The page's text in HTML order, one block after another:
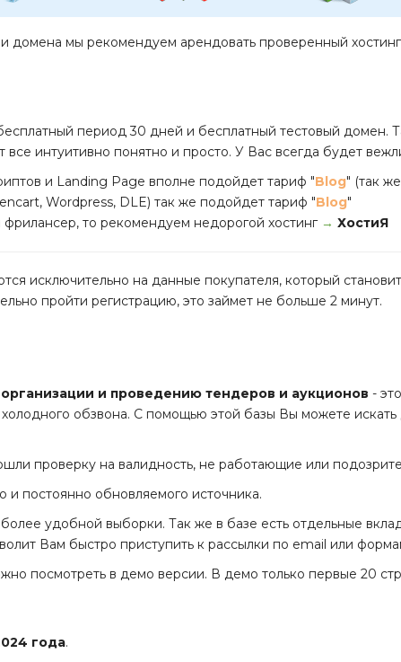
домена мы рекомендуем арендовать проверенный
период 30 дней и бесплатный тестовый
все интуитивно понятно и просто. У Вас всегда будет
и Landing Page вполне подойдет тариф "Blog" (так
Wordpress, DLE) так же подойдет тариф "Blog"
то рекомендуем недорогой хостинг → ХостиЯ
исключительно на данные покупателя, который
пройти регистрацию, это займет не больше 2 минут.
организации и проведению тендеров и аукционов -
обзвона. С помощью этой базы Вы можете
проверку на валидность, не работающие или
и постоянно обновляемого источника.
удобной выборки. Так же в базе есть отдельные
Вам быстро приступить к рассылки по email или
посмотреть в демо версии. В демо только первые 20
года.